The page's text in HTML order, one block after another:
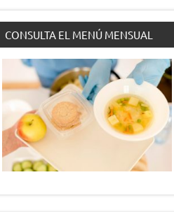
CONSULTA EL MENÚ MENSUAL